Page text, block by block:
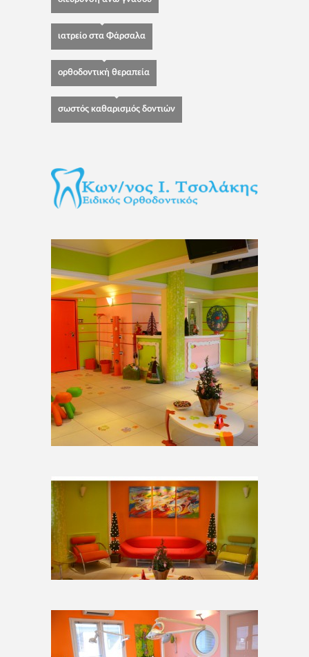
ιατρείο στα Φάρσαλα
ορθοδοντική θεραπεία
σωστός καθαρισμός δοντιών